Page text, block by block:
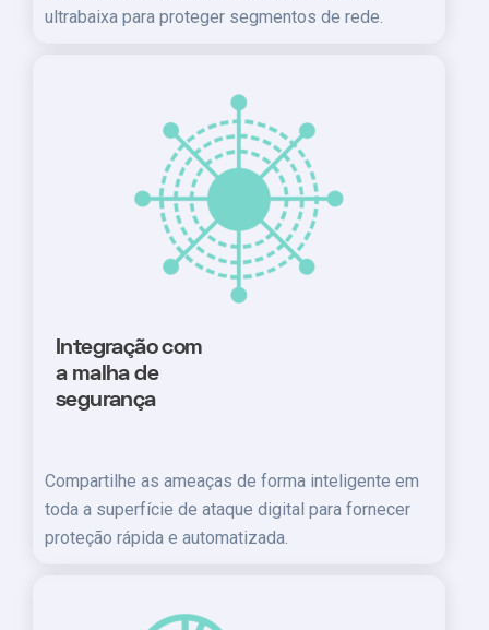
ultrabaixa para proteger segmentos de rede.
Integração com
a malha de
segurança
Compartilhe as ameaças de forma inteligente em
toda a superfície de ataque digital para fornecer
proteção rápida e automatizada.